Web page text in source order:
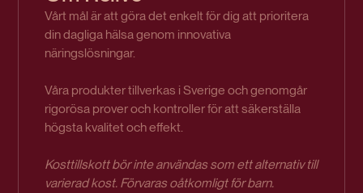
Vårt mål är att göra det enkelt för dig att prioritera
din dagliga hälsa genom innovativa
näringslösningar.
Våra produkter tillverkas i Sverige och genomgår
rigorösa prover och kontroller för att säkerställa
högsta kvalitet och effekt.
Kosttillskott bör inte användas som ett alternativ till
varierad kost. Förvaras oåtkomligt för barn.